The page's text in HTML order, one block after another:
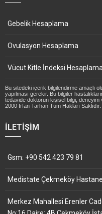
Gebelik Hesaplama
Ovulasyon Hesaplama
Vücut Kitle İndeksi Hesaplama
Bu sitedeki içerik bilgilendirme amaçlı
yapılması gerekir. Bu bilgiler
tedavide doktorun kişisel bilgi,
2000 İrfan Tarhan Tüm Hakları Saklıdır.
İLETIŞIM
Gsm: +90 542 423 79 81
Medistate Çekmeköy
Merkez Mahallesi Erenler